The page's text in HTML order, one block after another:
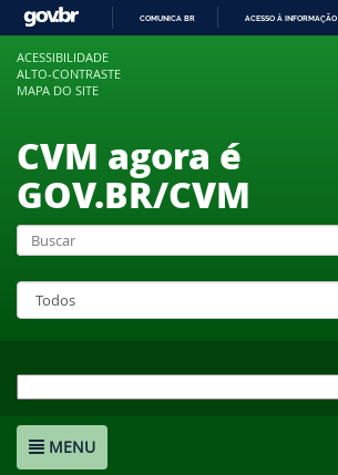
COMUNICA BR ACESSO À INFORMAÇÃO
ACESSIBILIDADE
ALTO-CONTRASTE
MAPA DO SITE
CVM agora é
GOV.BR/CVM
MENU